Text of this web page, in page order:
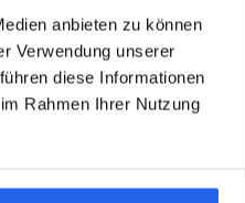
anbieten zu können
Verwendung unserer
diese Informationen
Rahmen Ihrer Nutzung